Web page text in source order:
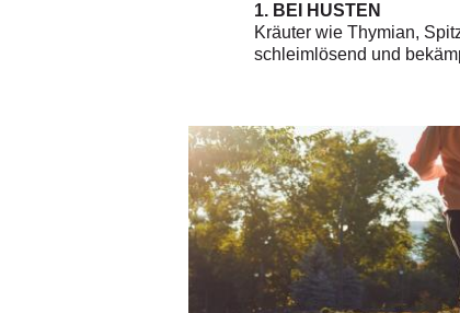
1. BEI HUSTEN
Kräuter wie Thymian,
schleimlösend und